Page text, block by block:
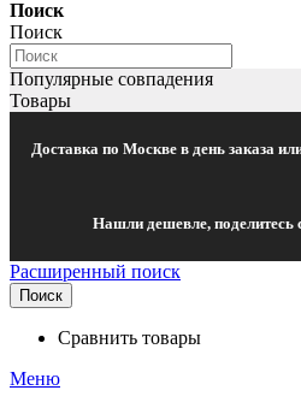
Поиск
Поиск
Популярные совпадения
Товары
Доставка по Москве в день заказа
Нашли дешевле, поделитесь
Расширенный поиск
Поиск
Сравнить товары
Меню